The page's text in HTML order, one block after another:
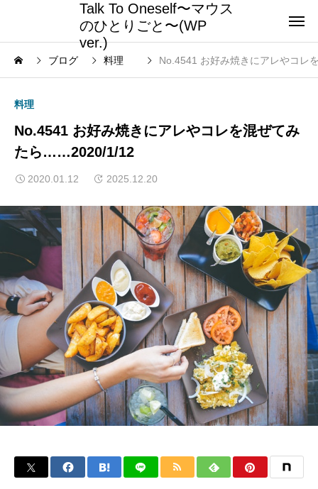
Talk To Oneself〜マウス
のひとりごと〜(WP
ver.)
ブログ 料理 No.4541 お好み焼きにアレやコ
料理
No.4541 お好み焼きにアレやコレを混ぜてみ
たら……2020/1/12
2020.01.12 2025.12.20